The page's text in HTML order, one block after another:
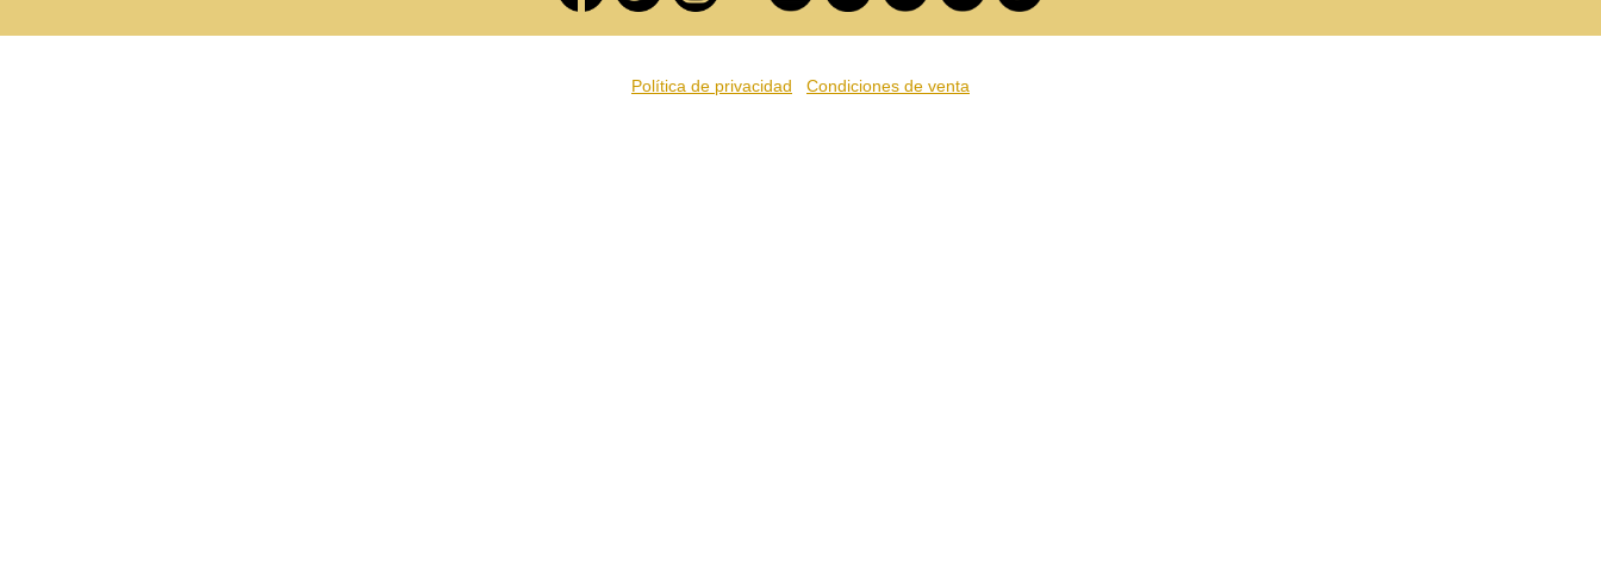
Política de privacidad Condiciones de venta